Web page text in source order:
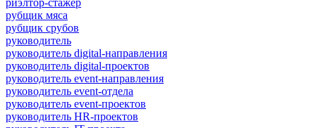
рубщик мяса
рубщик срубов
руководитель
руководитель digital-направления
руководитель digital-проектов
руководитель event-направления
руководитель event-отдела
руководитель event-проектов
руководитель HR-проектов